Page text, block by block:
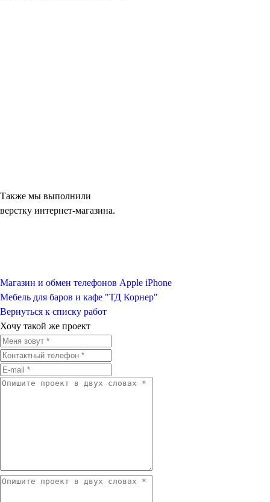
Также мы выполнили
верстку интернет-магазина.
Магазин и обмен телефонов Apple iPhone
Мебель для баров и кафе "ТД Корнер"
Вернуться к списку работ
Хочу такой же проект